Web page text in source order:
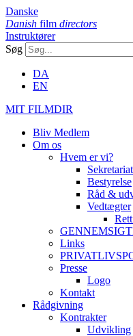
Danske
Danish film directors
Instruktører
Søg
DA
EN
MIT FILMDIR
Bliv Medlem
Om os
Hvem er vi?
Sekretariat
Bestyrelse
Råd &
Vedtægter
Links
Presse
Logo
Kontakt
Rådgivning
Kontrakter
Udvikling